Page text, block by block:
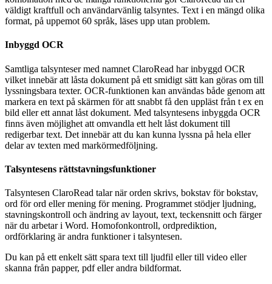
väldigt kraftfull och användarvänlig talsyntes. Text i en mängd olika
format, på uppemot 60 språk, läses upp utan problem.
Inbyggd OCR
Samtliga talsynteser med namnet ClaroRead har inbyggd OCR
vilket innebär att låsta dokument på ett smidigt sätt kan göras om till
lyssningsbara texter. OCR-funktionen kan användas både genom att
markera en text på skärmen för att snabbt få den uppläst från t ex en
bild eller ett annat låst dokument. Med talsyntesens inbyggda OCR
finns även möjlighet att omvandla ett helt låst dokument till
redigerbar text. Det innebär att du kan kunna lyssna på hela eller
delar av texten med markörmedföljning.
Talsyntesens rättstavningsfunktioner
Talsyntesen ClaroRead talar när orden skrivs, bokstav för bokstav,
ord för ord eller mening för mening. Programmet stödjer ljudning,
stavningskontroll och ändring av layout, text, teckensnitt och färger
när du arbetar i Word. Homofonkontroll, ordprediktion,
ordförklaring är andra funktioner i talsyntesen.
Du kan på ett enkelt sätt spara text till ljudfil eller till video eller
skanna från papper, pdf eller andra bildformat.